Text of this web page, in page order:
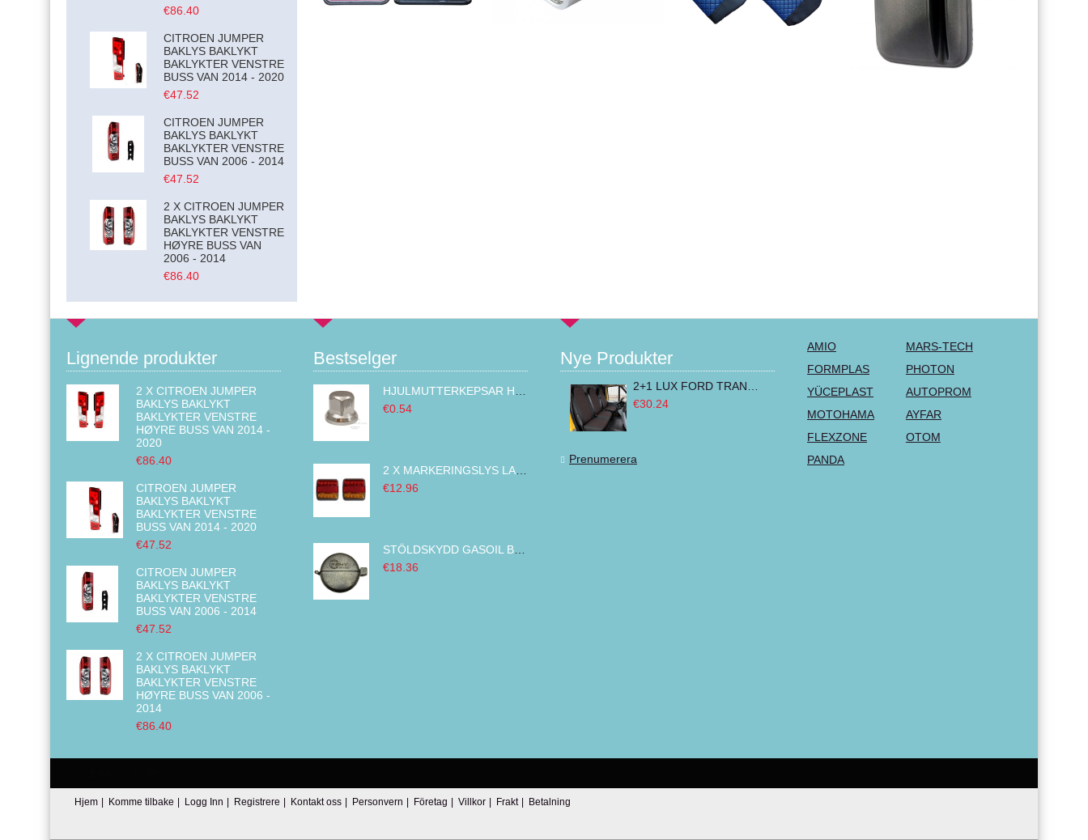
€86.40
CITROEN JUMPER
BAKLYS BAKLYKT
BAKLYKTER VENSTRE
BUSS VAN 2014 - 2020
€47.52
CITROEN JUMPER
BAKLYS BAKLYKT
BAKLYKTER VENSTRE
BUSS VAN 2006 - 2014
€47.52
2 X CITROEN JUMPER
BAKLYS BAKLYKT
BAKLYKTER VENSTRE
HØYRE BUSS VAN
2006 - 2014
€86.40
Lignende produkter
2 X CITROEN JUMPER
BAKLYS BAKLYKT
BAKLYKTER VENSTRE
HØYRE BUSS VAN 2014 -
2020
€86.40
CITROEN JUMPER
BAKLYS BAKLYKT
BAKLYKTER VENSTRE
BUSS VAN 2014 - 2020
€47.52
CITROEN JUMPER
BAKLYS BAKLYKT
BAKLYKTER VENSTRE
BUSS VAN 2006 - 2014
€47.52
2 X CITROEN JUMPER
BAKLYS BAKLYKT
BAKLYKTER VENSTRE
HØYRE BUSS VAN 2006 -
2014
€86.40
Bestselger
€0.54
2 X MARKERINGSLYS LASTEBIL,BAKLYKT TILHENGER ,VENSTRE HØYRE BUS VAN 14 LED 12V
€12.96
STÖLDSKYDD GASOIL BRÄNSLETANK LÅSNING ENHET DIESEL BRÄNSLE OMSLAG DIAMETER LASTBIL METALL 80 MM
€18.36
Nye Produkter
€30.24
Prenumerera
AMIO
MARS-TECH
FORMPLAS
PHOTON
YÜCEPLAST
AUTOPROM
MOTOHAMA
AYFAR
FLEXZONE
OTOM
PANDA
Hjem Komme tilbake Logg Inn Registrere Kontakt oss Personvern Företag Villkor Frakt Betalning